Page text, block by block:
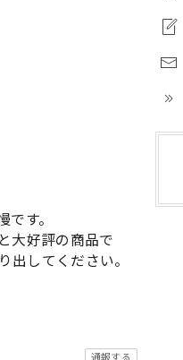
す。
大好評の商品で
出してください。